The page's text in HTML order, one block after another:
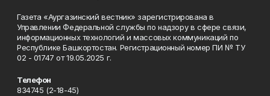
Газета «Аургазинский вестник» зарегистрирована в
Управлении Федеральной службы по надзору в сфере связи,
информационных технологий и массовых коммуникаций по
Республике Башкортостан. Регистрационный номер ПИ № ТУ
02 - 01747 от 19.05.2025 г.
Телефон
834745 (2-18-45)